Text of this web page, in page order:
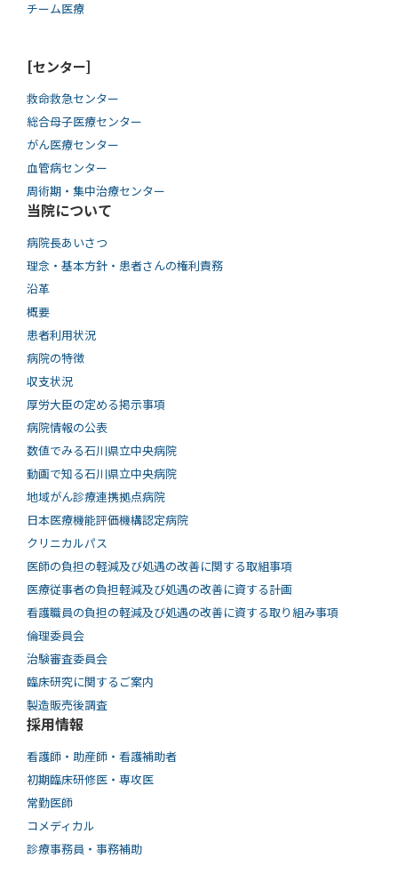
チーム医療
[センター]
救命救急センター
総合母子医療センター
がん医療センター
血管病センター
周術期・集中治療センター
当院について
病院長あいさつ
理念・基本方針・患者さんの権利責務
沿革
概要
患者利用状況
病院の特徴
収支状況
厚労大臣の定める掲示事項
病院情報の公表
数値でみる石川県立中央病院
動画で知る⽯川県⽴中央病院
地域がん診療連携拠点病院
日本医療機能評価機構認定病院
クリニカルパス
医師の負担の軽減及び処遇の改善に関する取組事項
医療従事者の負担軽減及び処遇の改善に資する計画
看護職員の負担の軽減及び処遇の改善に資する取り組み事項
倫理委員会
治験審査委員会
臨床研究に関するご案内
製造販売後調査
採用情報
看護師・助産師・看護補助者
初期臨床研修医・専攻医
常勤医師
コメディカル
診療事務員・事務補助